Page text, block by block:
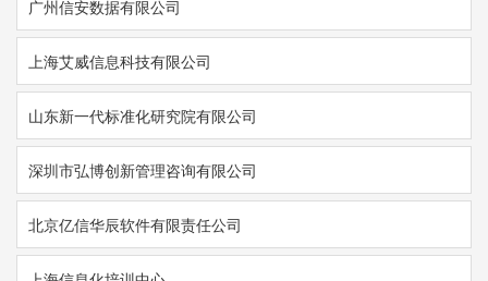
广州信安数据有限公司
上海艾威信息科技有限公司
山东新一代标准化研究院有限公司
深圳市弘博创新管理咨询有限公司
北京亿信华辰软件有限责任公司